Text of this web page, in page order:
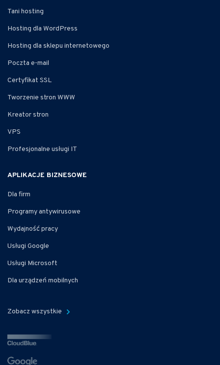
Tani hosting
Hosting dla WordPress
Hosting dla sklepu internetowego
Poczta e-mail
Certyfikat SSL
Tworzenie stron WWW
Kreator stron
VPS
Profesjonalne usługi IT
APLIKACJE BIZNESOWE
Dla firm
Programy antywirusowe
Wydajność pracy
Usługi Google
Usługi Microsoft
Dla urządzeń mobilnych
Zobacz wszystkie